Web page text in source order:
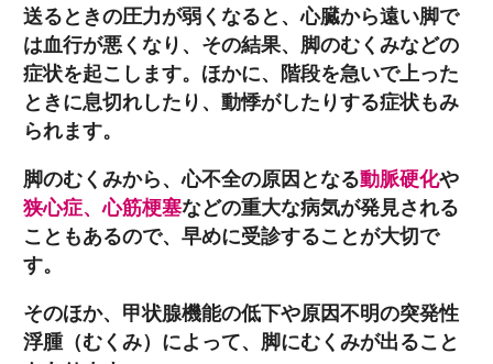
送るときの圧力が弱くなると、心臓から遠い脚で
は血行が悪くなり、その結果、脚のむくみなどの
症状を起こします。ほかに、階段を急いで上った
ときに息切れしたり、動悸がしたりする症状もみ
られます。
脚のむくみから、心不全の原因となる動脈硬化や
狭心症、心筋梗塞などの重大な病気が発見される
こともあるので、早めに受診することが大切で
す。
そのほか、甲状腺機能の低下や原因不明の突発性
浮腫（むくみ）によって、脚にむくみが出ること